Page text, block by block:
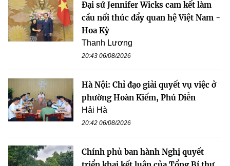
Đại sứ Jennifer Wicks cam kết làm
cầu nối thúc đẩy quan hệ Việt Nam -
Hoa Kỳ
Thanh Lương
20:43 06/08/2026
Hà Nội: Chỉ đạo giải quyết vụ việc ở
phường Hoàn Kiếm, Phú Diễn
Hải Hà
20:42 06/08/2026
Chính phủ ban hành Nghị quyết